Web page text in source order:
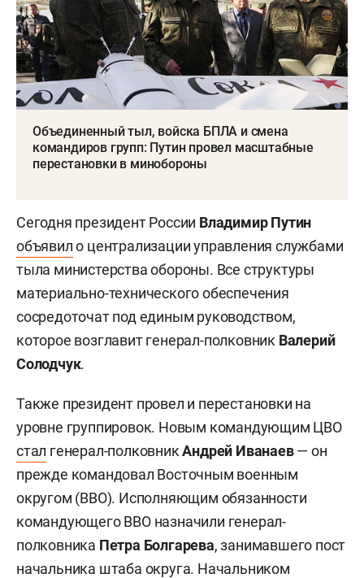
Объединенный тыл, войска БПЛА и смена
командиров групп: Путин провел масштабные
перестановки в минобороны
Сегодня президент России Владимир Путин
объявило централизации управления службами
тыла министерства обороны. Все структуры
материально-технического обеспечения
сосредоточат под единым руководством,
которое возглавит генерал-полковник Валерий
Солодчук.
Также президент провел и перестановки на
уровне группировок. Новым командующим ЦВО
стал генерал-полковникАндрей Иванаев— он
прежде командовал Восточным военным
округом (ВВО). Исполняющим обязанности
командующего ВВО назначили генерал-
полковника Петра Болгарева, занимавшего пост
начальника штаба округа. Начальником